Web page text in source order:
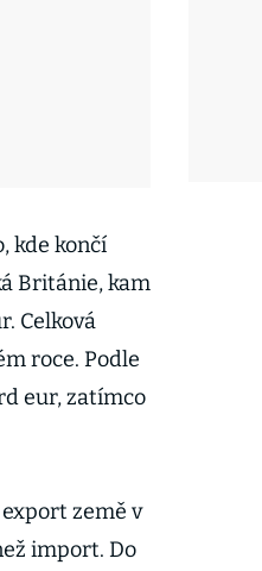
kde končí
Británie, kam
Celková
roce. Podle
eur, zatímco
země v
import. Do